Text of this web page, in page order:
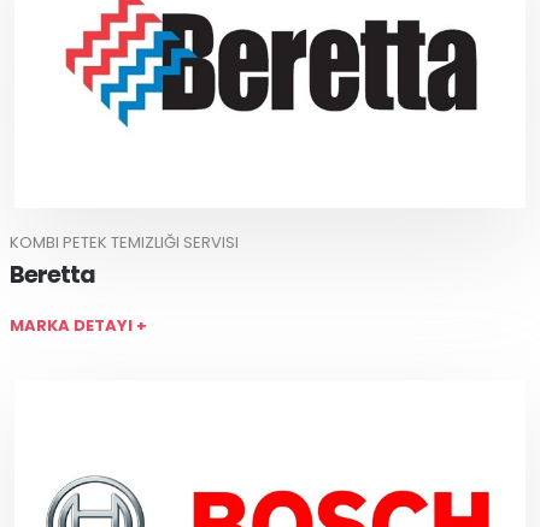
KOMBI PETEK TEMIZLIĞI SERVISI
Beretta
MARKA DETAYI +